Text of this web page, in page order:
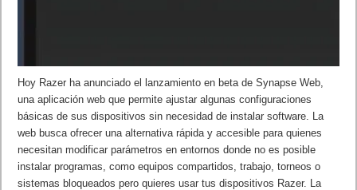
Hoy Razer ha anunciado el lanzamiento en beta de Synapse Web,
una aplicación web que permite ajustar algunas configuraciones
básicas de sus dispositivos sin necesidad de instalar software. La
web busca ofrecer una alternativa rápida y accesible para quienes
necesitan modificar parámetros en entornos donde no es posible
instalar programas, como equipos compartidos, trabajo, torneos o
sistemas bloqueados pero quieres usar tus dispositivos Razer. La